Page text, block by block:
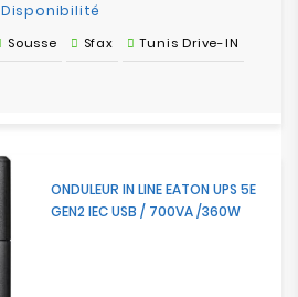
Disponibilité
Sousse Sfax Tunis Drive-IN
ONDULEUR IN LINE EATON UPS 5E
GEN2 IEC USB / 700VA /360W